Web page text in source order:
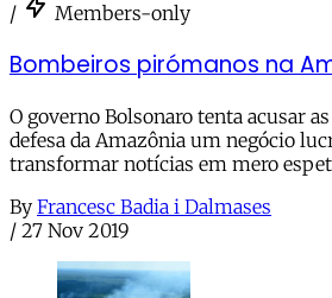
/ Members-only
Bombeiros pirómanos na
O governo Bolsonaro tenta acusar
defesa da Amazônia um negócio
transformar notícias em mero
By Francesc Badia i Dalmases
/ 27 Nov 2019